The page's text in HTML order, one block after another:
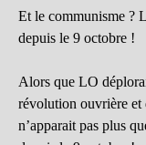
Et le communisme ?
depuis le 9 octobre !
Alors que LO
révolution ouvrière
n’apparait pas plus